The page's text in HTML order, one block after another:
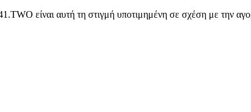
είναι αυτή τη στιγμή υποτιμημένη σε σχέση με την